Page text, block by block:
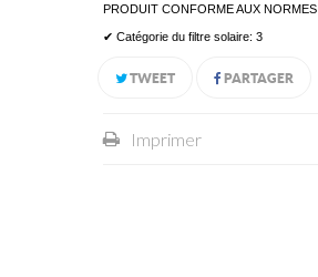
PRODUIT CONFORME AUX NORMES
✔ Catégorie du filtre solaire: 3
TWEET PARTAGER
Imprimer